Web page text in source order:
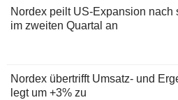
Nordex peilt US-Expansion nach
im zweiten Quartal an
Nordex übertrifft Umsatz- und
legt um +3% zu